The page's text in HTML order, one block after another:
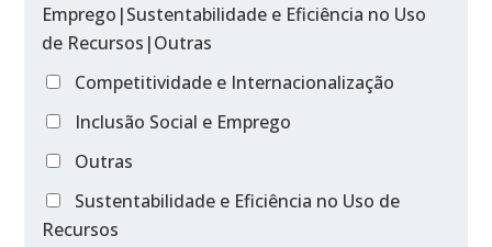
Emprego|Sustentabilidade e Eficiência no Uso
de Recursos|Outras
Competitividade e Internacionalização
Inclusão Social e Emprego
Outras
Sustentabilidade e Eficiência no Uso de
Recursos